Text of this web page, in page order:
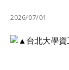
2026/07/01